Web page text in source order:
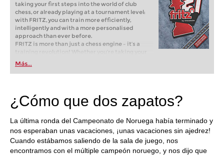
taking your first steps into the world of club
chess, or already playing at a tournament level:
with FRITZ, you can train more efficiently,
intelligently and with a more personalised
approach than ever before.
FRITZ is more than just a chess engine – it’s a
training revolution! Whether you’re taking your
first steps into the world of club chess, or already
playing at a tournament level: with FRITZ, you can
train more efficiently, intelligently and with a
Más...
¿Cómo que dos zapatos?
La última ronda del Campeonato de Noruega había terminado y
nos esperaban unas vacaciones, ¡unas vacaciones sin ajedrez!
Cuando estábamos saliendo de la sala de juego, nos
encontramos con el múltiple campeón noruego, y nos dijo que